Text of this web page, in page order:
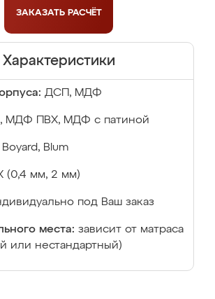
ЗАКАЗАТЬ РАСЧЁТ
Характеристики
ДСП, МДФ
МДФ ПВХ, МДФ с патиной
Boyard, Blum
(0,4 мм, 2 мм)
под Ваш заказ
места: зависит от матраса
или нестандартный)